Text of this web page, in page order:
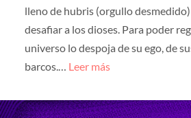
lleno de hubris (orgullo desmedido)
desafiar a los dioses. Para poder
universo lo despoja de su ego, de
barcos.… Leer más